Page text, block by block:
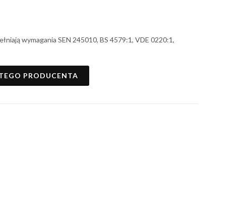
wymagania SEN 245010, BS 4579:1, VDE 0220:1,
PRODUCENTA